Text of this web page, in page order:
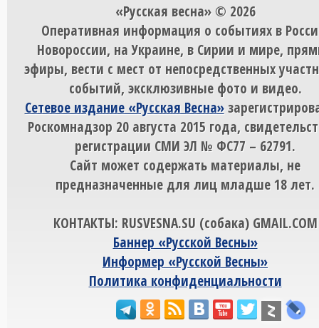
«Русская весна» © 2026
Оперативная информация о событиях в
Новороссии, на Украине, в Сирии и мире,
эфиры, вести с мест от непосредственных
событий, эксклюзивные фото и видео.
Сетевое издание «Русская Весна»
Роскомнадзор 20 августа 2015 года,
регистрации СМИ ЭЛ № ФС77 – 62791.
Сайт может содержать материалы, не
предназначенные для лиц младше 18 лет.
КОНТАКТЫ: RUSVESNA.SU (собака) GMAIL.COM
Баннер «Русской Весны»
Информер «Русской Весны»
Политика конфиденциальности